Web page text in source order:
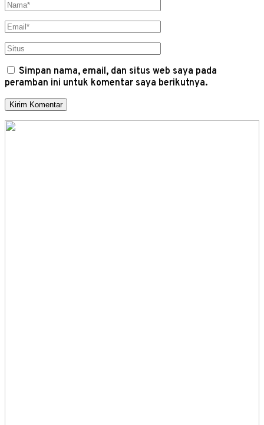
Simpan nama, email, dan situs web saya pada
peramban ini untuk komentar saya berikutnya.